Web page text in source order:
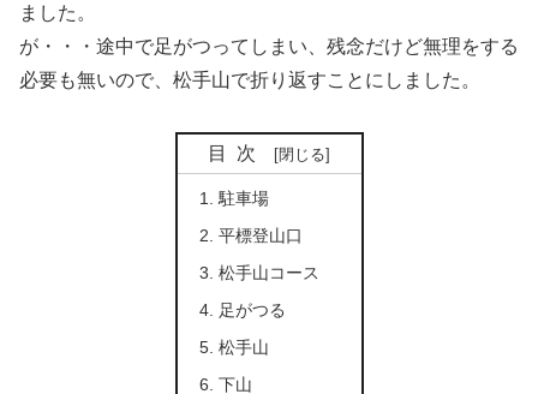
ました。
が・・・途中で足がつってしまい、残念だけど無理をする
必要も無いので、松手山で折り返すことにしました。
目次
駐車場
平標登山口
松手山コース
足がつる
松手山
下山